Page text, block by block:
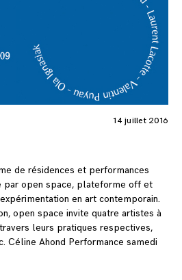
14 juillet 2016
de résidences et performances
par open space, plateforme off et
en art contemporain.
open space invite quatre artistes à
leurs pratiques respectives,
Céline Ahond Performance samedi